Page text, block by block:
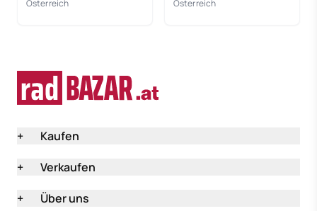
Österreich
Österreich
+
Kaufen
+
Verkaufen
+
Über uns